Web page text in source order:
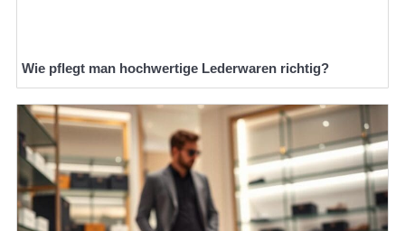
Wie pflegt man hochwertige Lederwaren richtig?